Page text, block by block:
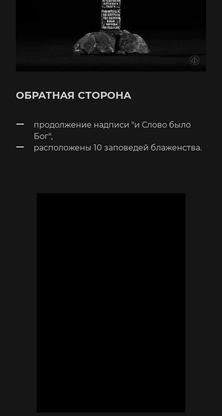
ОБРАТНАЯ СТОРОНА
продолжение надписи "и Слово было
Бог",
расположены 10 заповедей блаженства.